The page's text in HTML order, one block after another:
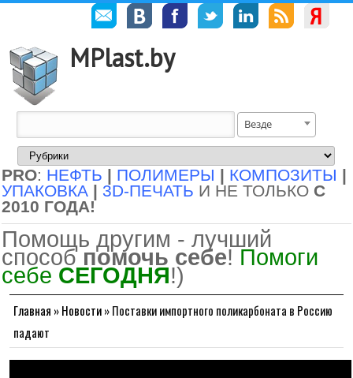
MPlast.by
Везде
PRO: НЕФТЬ | ПОЛИМЕРЫ | КОМПОЗИТЫ |
УПАКОВКА | 3D-ПЕЧАТЬ И НЕ ТОЛЬКО С
2010 ГОДА!
Помощь другим - лучший
способ помочь себе! Помоги
себе СЕГОДНЯ!)
Главная »Новости»Поставки импортного поликарбоната в Россию
падают